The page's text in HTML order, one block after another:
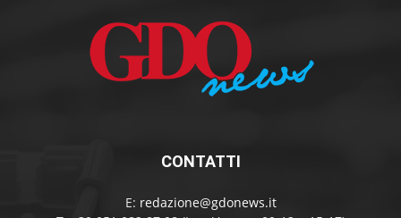
CONTATTI
E: redazione@gdonews.it